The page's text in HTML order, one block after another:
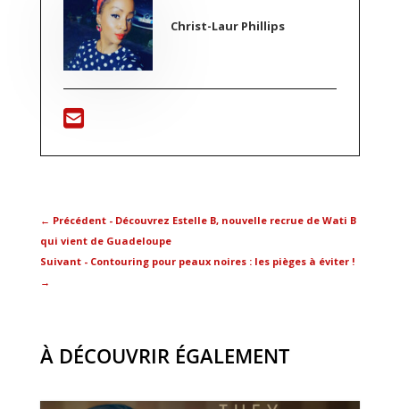
Christ-Laur Phillips
← Précédent - Découvrez Estelle B, nouvelle recrue de Wati B
qui vient de Guadeloupe
Suivant - Contouring pour peaux noires : les pièges à éviter !
→
À DÉCOUVRIR ÉGALEMENT